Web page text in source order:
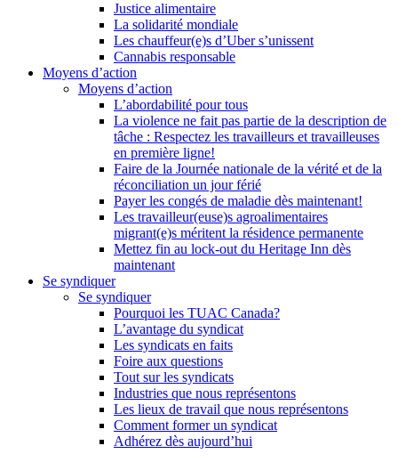
Justice alimentaire
La solidarité mondiale
Les chauffeur(e)s d’Uber s’unissent
Cannabis responsable
Moyens d’action
Moyens d’action
L’abordabilité pour tous
La violence ne fait pas partie de la description de
tâche : Respectez les travailleurs et travailleuses
en première ligne!
Faire de la Journée nationale de la vérité et de la
réconciliation un jour férié
Payer les congés de maladie dès maintenant!
Les travailleur(euse)s agroalimentaires
migrant(e)s méritent la résidence permanente
Mettez fin au lock-out du Heritage Inn dès
maintenant
Se syndiquer
Se syndiquer
Pourquoi les TUAC Canada?
L’avantage du syndicat
Les syndicats en faits
Foire aux questions
Tout sur les syndicats
Industries que nous représentons
Les lieux de travail que nous représentons
Comment former un syndicat
Adhérez dès aujourd’hui